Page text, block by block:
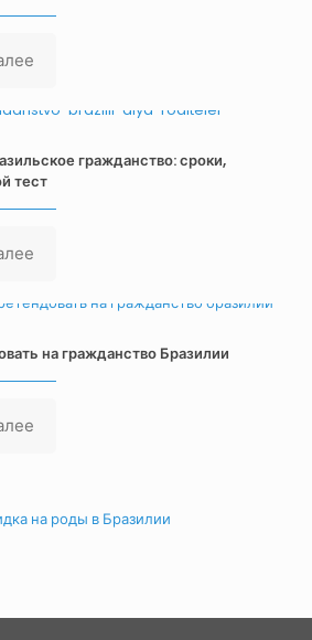
гражданство: сроки,
тест
на гражданство Бразилии